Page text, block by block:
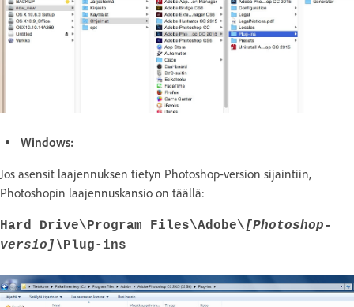
Windows:
Jos asensit laajennuksen tietyn Photoshop-version sijaintiin,
Photoshopin laajennuskansio on täällä:
Hard Drive\Program Files\Adobe\[Photoshop-
versio]\Plug-ins